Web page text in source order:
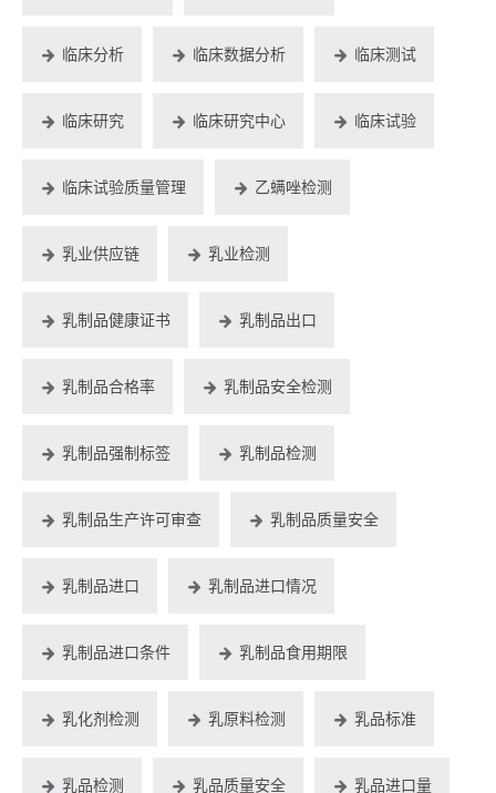
临床分析 临床数据分析 临床测试
临床研究 临床研究中心 临床试验
临床试验质量管理 乙螨唑检测
乳业供应链 乳业检测
乳制品健康证书 乳制品出口
乳制品合格率 乳制品安全检测
乳制品强制标签 乳制品检测
乳制品生产许可审查 乳制品质量安全
乳制品进口 乳制品进口情况
乳制品进口条件 乳制品食用期限
乳化剂检测 乳原料检测 乳品标准
乳品检测 乳品质量安全 乳品进口量